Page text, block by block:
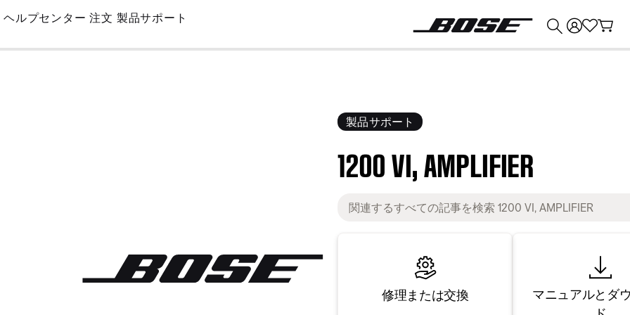
Skip
Main
ヘルプセンター 注文 製品サポート
製品サポート
1200 VI, AMPLIFIER
修理または交換
マニュアルとダ